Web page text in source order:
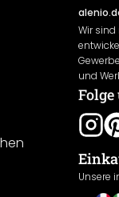
Wir
und
Folge
Unsere